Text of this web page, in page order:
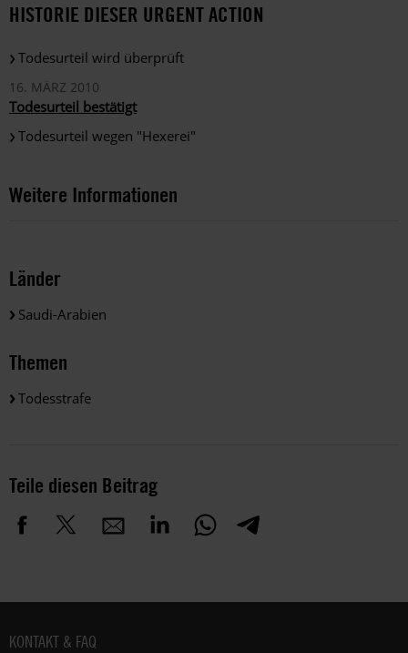
HISTORIE DIESER URGENT ACTION
Todesurteil wird überprüft
16. MÄRZ 2010
Todesurteil bestätigt
Todesurteil wegen "Hexerei"
Weitere Informationen
Länder
Saudi-Arabien
Themen
Todesstrafe
Teile diesen Beitrag
Fußbereich
KONTAKT & FAQ